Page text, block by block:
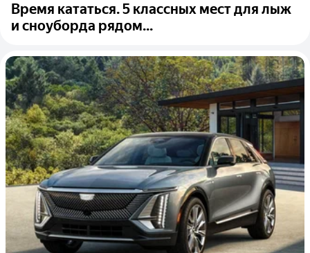
Время кататься. 5 классных мест для лыж
и сноуборда рядом...